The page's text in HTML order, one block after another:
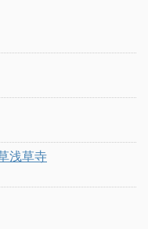
浅草寺